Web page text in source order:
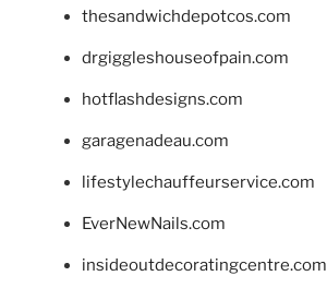
thesandwichdepotcos.com
drgiggleshouseofpain.com
hotflashdesigns.com
garagenadeau.com
lifestylechauffeurservice.com
EverNewNails.com
insideoutdecoratingcentre.com